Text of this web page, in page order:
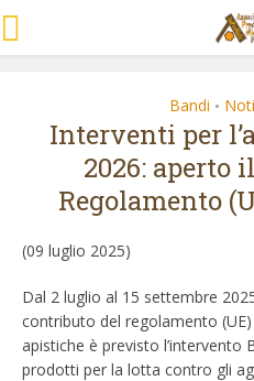
Bandi •
Interventi per
2026: aperto
Regolamento
(09 luglio 2025)
Dal 2 luglio al 15 settembre
contributo del regolamento
apistiche è previsto l’intervento
prodotti per la lotta contro gli